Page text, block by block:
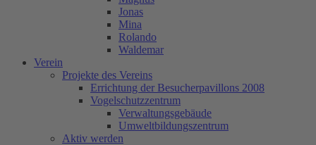
Jonas
Mina
Rolando
Waldemar
Verein
Projekte des Vereins
Errichtung der Besucherpavillons 2008
Vogelschutzzentrum
Verwaltungsgebäude
Umweltbildungszentrum
Aktiv werden